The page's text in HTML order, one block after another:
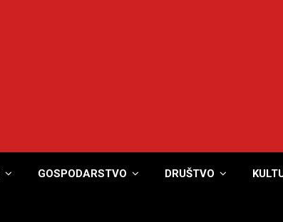
GOSPODARSTVO DRUŠTVO